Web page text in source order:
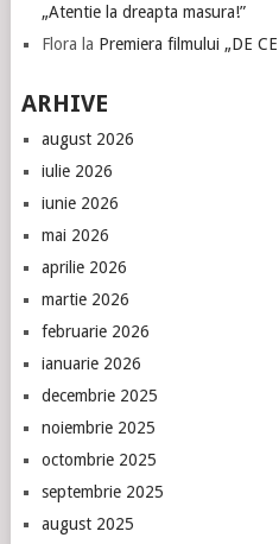
„Atentie la dreapta masura!”
Flora la Premiera filmului „DE
ARHIVE
august 2026
iulie 2026
iunie 2026
mai 2026
aprilie 2026
martie 2026
februarie 2026
ianuarie 2026
decembrie 2025
noiembrie 2025
octombrie 2025
septembrie 2025
august 2025